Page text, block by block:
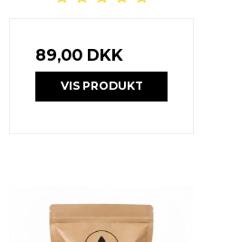
89,00 DKK
VIS PRODUKT